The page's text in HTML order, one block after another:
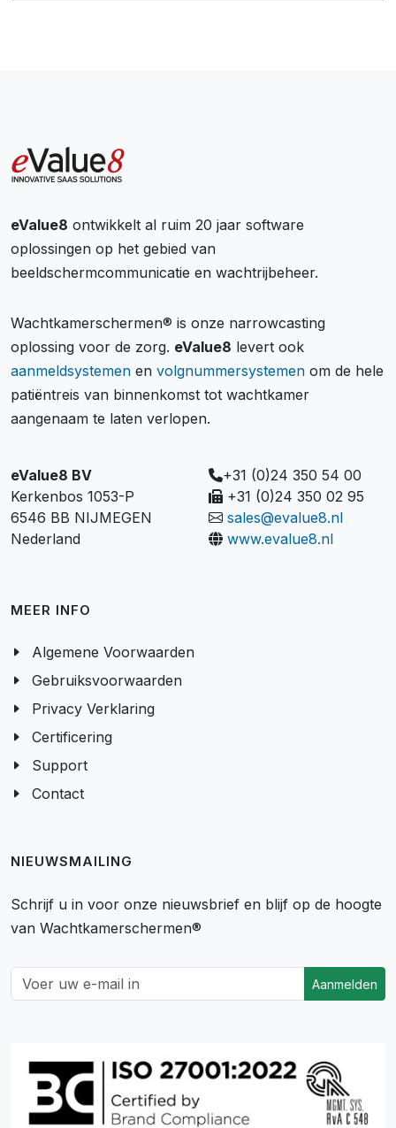
eValue8 ontwikkelt al ruim 20 jaar software
oplossingen op het gebied van
beeldschermcommunicatie en wachtrijbeheer.
Wachtkamerschermen® is onze narrowcasting
oplossing voor de zorg. eValue8 levert ook
aanmeldsystemen en volgnummersystemen om de hele
patiëntreis van binnenkomst tot wachtkamer
aangenaam te laten verlopen.
eValue8 BV
Kerkenbos 1053-P
6546 BB NIJMEGEN
Nederland
+31 (0)24 350 54 00
+31 (0)24 350 02 95
sales@evalue8.nl
www.evalue8.nl
MEER INFO
Algemene Voorwaarden
Gebruiksvoorwaarden
Privacy Verklaring
Certificering
Support
Contact
NIEUWSMAILING
Schrijf u in voor onze nieuwsbrief en blijf op de hoogte
van Wachtkamerschermen®
Aanmelden